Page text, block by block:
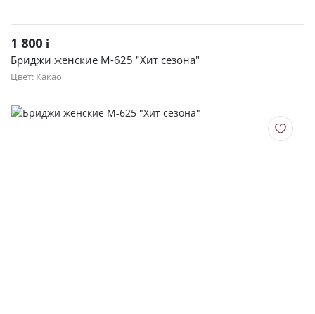
1 800 i
Бриджи женские М-625 "Хит сезона"
Цвет: Какао